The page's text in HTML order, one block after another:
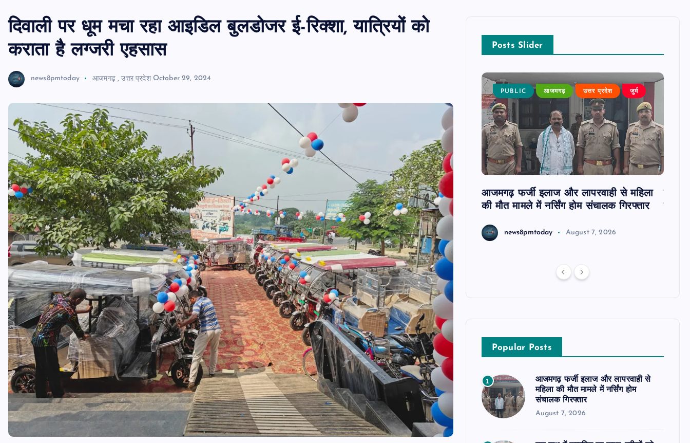
दिवाली पर धूम मचा रहा आइडिल बुलडोजर ई-रिक्शा, यात्रियों को
कराता है लग्जरी एहसास
news8pmtoday आजमगढ़,उत्तर प्रदेश October 29, 2024
Posts Slider
डॉ. धनन्जय पाण्डेय बने अध्यक्ष, डॉ. अलेन्द्र कुमार
सचिव निर्विरोध निर्वाचित
news8pmtoday August 6, 2026
PUBLIC आजमगढ़ उत्तर प्रदेश जुर्म
आजमगढ़ फर्जी इलाज और लापरवाही से महिला
की मौत मामले में नर्सिंग होम संचालक गिरफ्तार
news8pmtoday August 7, 2026
दवा
इंतजार
Popular Posts
1
आजमगढ़ फर्जी इलाज और लापरवाही से
महिला की मौत मामले में नर्सिंग होम
संचालक गिरफ्तार
August 7, 2026